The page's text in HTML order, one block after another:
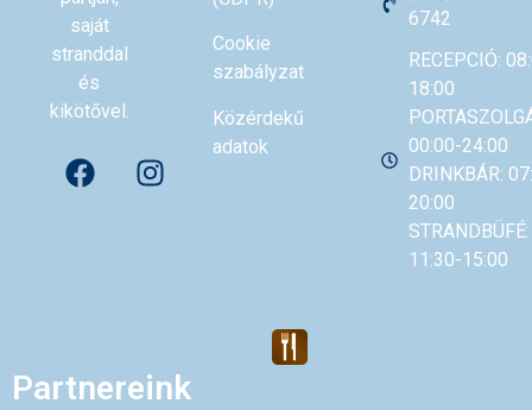
saját
stranddal
és
kikötővel.
Cookie
szabályzat
Közérdekű
adatok
6742
RECEPCIÓ:
18:00
00:00-24:00
DRINKBÁR:
20:00
STRANDBÜFÉ:
11:30-15:00
Partnereink